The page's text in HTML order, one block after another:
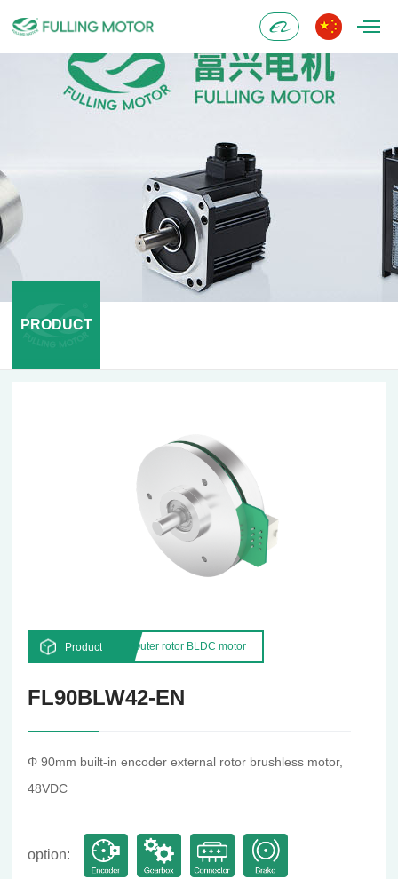
Alibaba
PRODUCT
Product Outer rotor BLDC motor
FL90BLW42-EN
Φ 90mm built-in encoder external rotor brushless motor,
48VDC
option: